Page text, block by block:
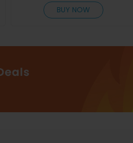
BUY NOW